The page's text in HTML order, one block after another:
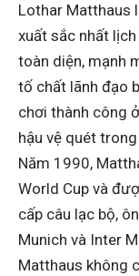
Lothar Matthaus
xuất sắc nhất
toàn diện, mạnh
tố chất lãnh đạo
chơi thành công
hậu vệ quét
Năm 1990,
World Cup và
cấp câu lạc bộ,
Munich và Inter
Matthaus không